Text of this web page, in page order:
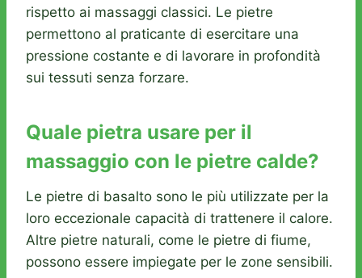
rispetto ai massaggi classici. Le pietre
permettono al praticante di esercitare una
pressione costante e di lavorare in profondità
sui tessuti senza forzare.
Quale pietra usare per il
massaggio con le pietre calde?
Le pietre di basalto sono le più utilizzate per la
loro eccezionale capacità di trattenere il calore.
Altre pietre naturali, come le pietre di fiume,
possono essere impiegate per le zone sensibili.